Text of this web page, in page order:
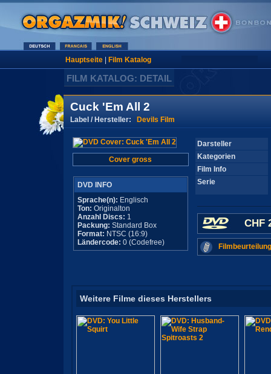
Hauptseite| Film Katalog
FILM KATALOG: DETAIL
Cuck 'Em All 2
Label / Hersteller: Devils Film
Cover gross
DVD INFO
Sprache(n): Englisch
Ton: Originalton
Anzahl Discs: 1
Packung: Standard Box
Format: NTSC (16:9)
Ländercode: 0 (Codefree)
Darsteller
Kategorien
Film Info
Serie
CHF
Weitere Filme dieses Herstellers